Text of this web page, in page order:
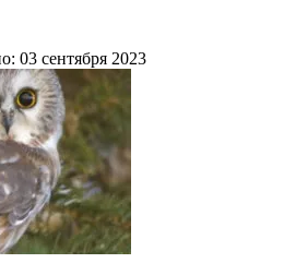
03 сентября 2023